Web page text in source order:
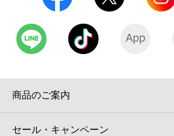
モバイルバッテリーシェアリング（店舗限
セブン-イレブンの歴史
商品のご案内
セール・キャンペーン